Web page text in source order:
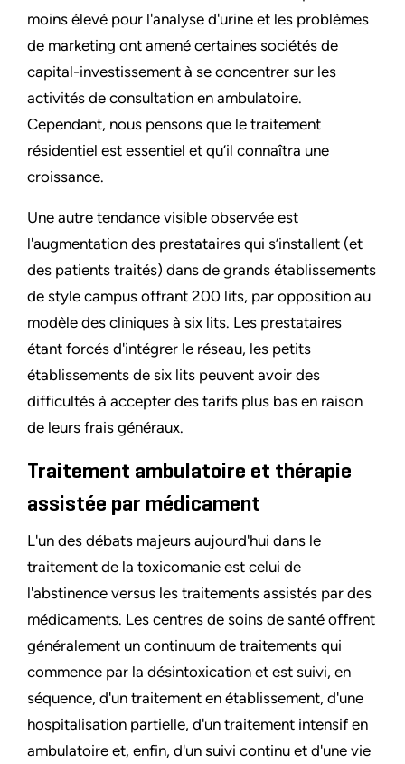
moins élevé pour l'analyse d'urine et les problèmes
de marketing ont amené certaines sociétés de
capital-investissement à se concentrer sur les
activités de consultation en ambulatoire.
Cependant, nous pensons que le traitement
résidentiel est essentiel et qu’il connaîtra une
croissance.
Une autre tendance visible observée est
l'augmentation des prestataires qui s’installent (et
des patients traités) dans de grands établissements
de style campus offrant 200 lits, par opposition au
modèle des cliniques à six lits. Les prestataires
étant forcés d'intégrer le réseau, les petits
établissements de six lits peuvent avoir des
difficultés à accepter des tarifs plus bas en raison
de leurs frais généraux.
Traitement ambulatoire et thérapie
assistée par médicament
L'un des débats majeurs aujourd'hui dans le
traitement de la toxicomanie est celui de
l'abstinence versus les traitements assistés par des
médicaments. Les centres de soins de santé offrent
généralement un continuum de traitements qui
commence par la désintoxication et est suivi, en
séquence, d'un traitement en établissement, d'une
hospitalisation partielle, d'un traitement intensif en
ambulatoire et, enfin, d'un suivi continu et d'une vie